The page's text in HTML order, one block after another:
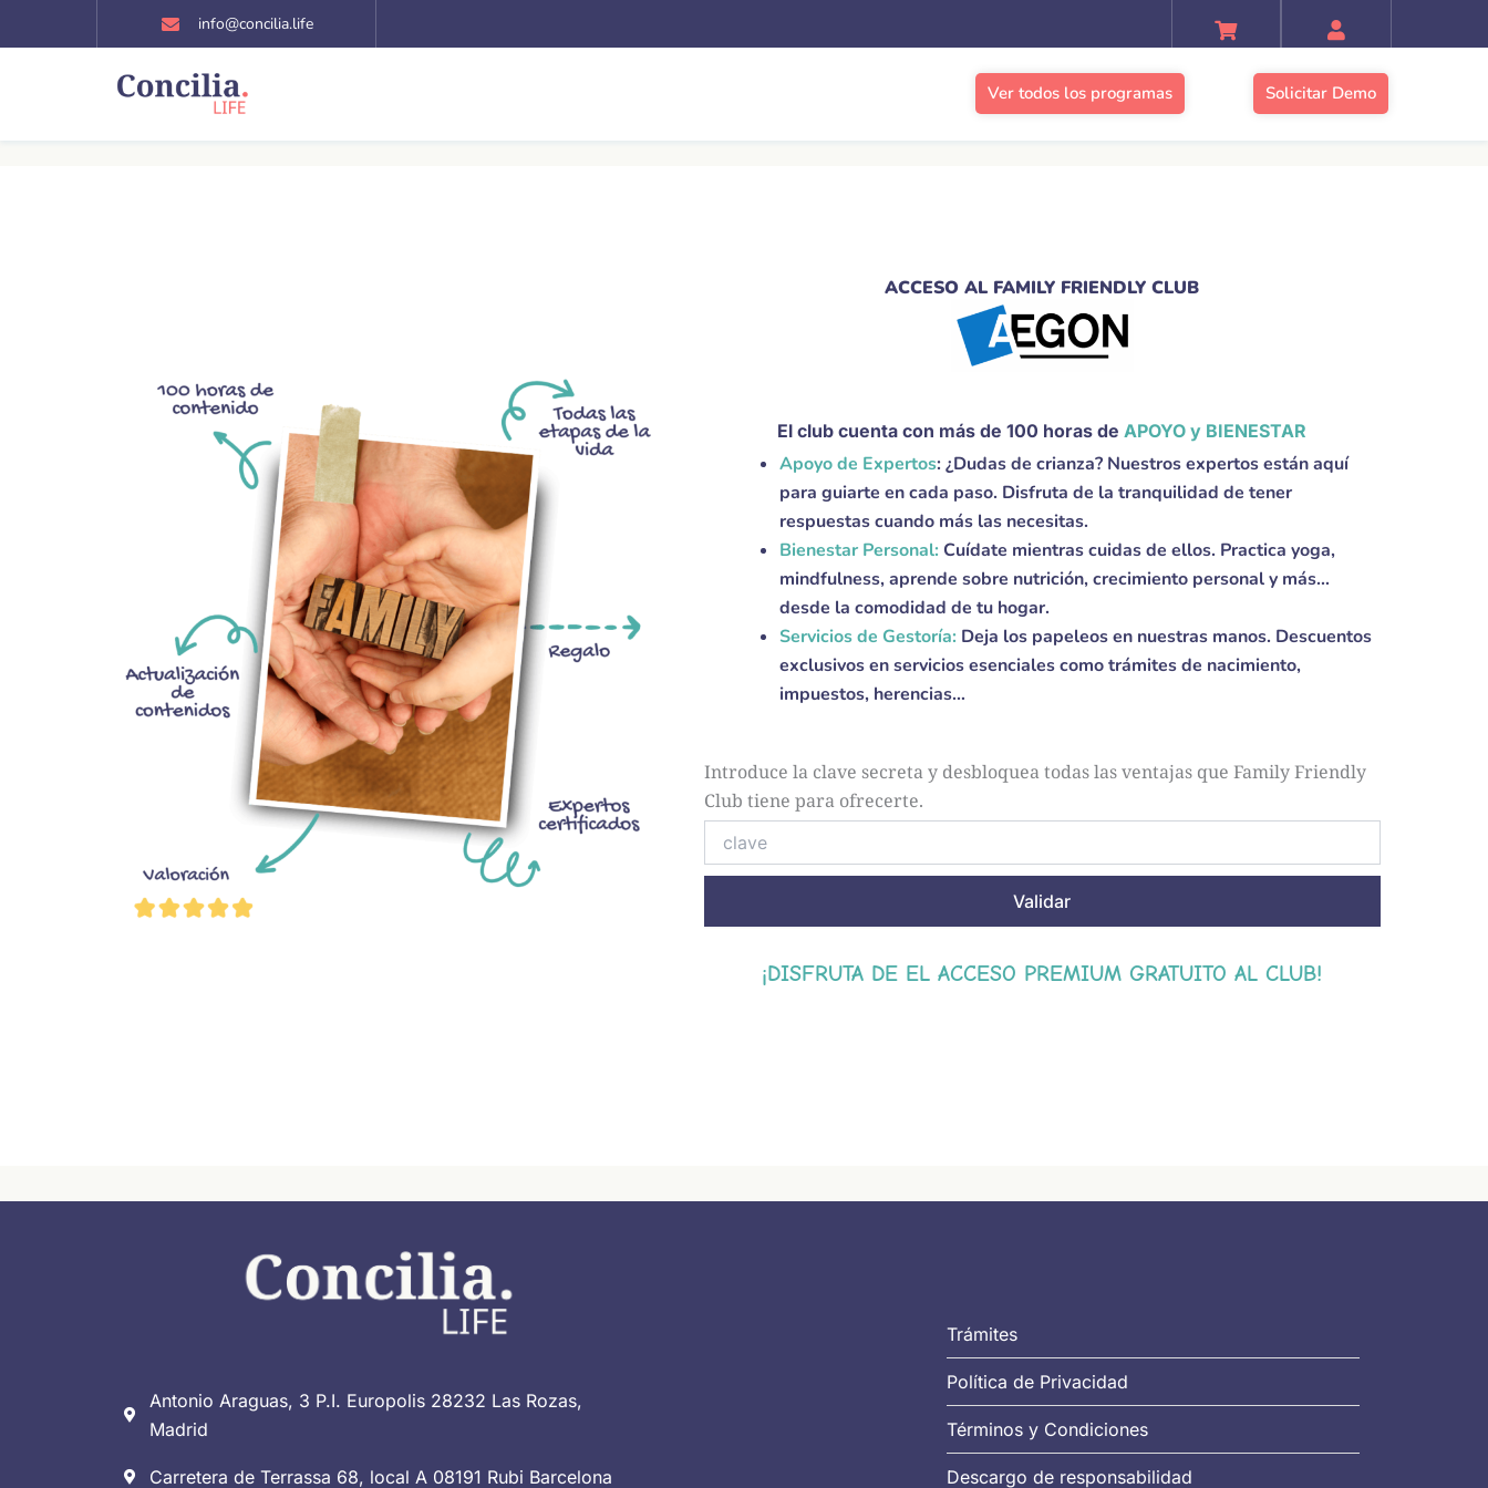
al
info@concilia.life
Ver todos los programas Solicitar Demo
ACCESO AL FAMILY FRIENDLY CLUB
El club cuenta con más de 100 horas de APOYO y BIENESTAR
Apoyo de Expertos:¿Dudas de crianza? Nuestros expertos están aquí
para guiarte en cada paso. Disfruta de la tranquilidad de tener
respuestas cuando más las necesitas.
Bienestar Personal: Cuídate mientras cuidas de ellos. Practica yoga,
mindfulness, aprende sobre nutrición, crecimiento personal y más…
desde la comodidad de tu hogar.
Servicios de Gestoría: Deja los papeleos en nuestras manos. Descuentos
exclusivos en servicios esenciales como trámites de nacimiento,
impuestos, herencias…
Introduce la clave secreta y desbloquea todas las ventajas que Family Friendly
Club tiene para ofrecerte.
Validar
¡DISFRUTA DE EL ACCESO PREMIUM GRATUITO AL CLUB!
Antonio Araguas, 3 P.I. Europolis 28232 Las Rozas,
Madrid
Carretera de Terrassa 68, local A 08191 Rubi Barcelona
Trámites
Política de Privacidad
Términos y Condiciones
Descargo de responsabilidad